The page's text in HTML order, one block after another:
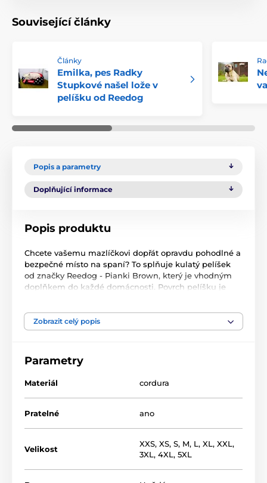
Související články
Články
Emilka, pes Radky
Stupkové našel lože v
pelíšku od Reedog
Popis a parametry
Doplňující informace
Popis produktu
Chcete vašemu mazlíčkovi dopřát opravdu pohodlné a
bezpečné místo na spaní? To splňuje kulatý pelíšek
od značky Reedog - Pianki Brown, který je vhodným
doplňkem do každé domácnosti. Povrch pelíšku je
čtyřnohého kamaráda. Pelíšek lze vyprat v ruce, nebo
pračce na šetrný program 30° C. Vnitřek pelíšku je
Zobrazit celý popis
Parametry
Materiál cordura
Pratelné ano
Velikost
XXS, XS, S, M, L, XL, XXL,
3XL, 4XL, 5XL